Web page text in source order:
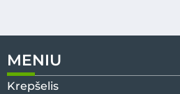
MENIU
Krepšelis